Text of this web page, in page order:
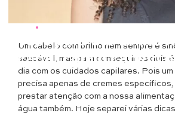
•
Dicas para dar brilho
acabar com o cabelo
Um cabelo com brilho nem sempre é
saudável, mas para conseguir os dois
dia com os cuidados capilares. Pois
precisa apenas de cremes
prestar atenção com a nossa
água também. Hoje separei várias